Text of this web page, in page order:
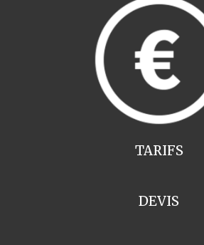
TARIFS
DEVIS